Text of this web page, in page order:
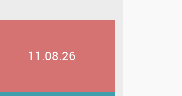
11.08.26